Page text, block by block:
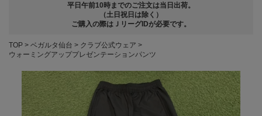
平日午前10時までのご注文は当日出荷。
（土日祝日は除く）
ご購入の際はＪリーグIDが必要です。
TOP ベガルタ仙台
クラブ公式ウェア
ウォーミングアッププレゼンテーションパンツ